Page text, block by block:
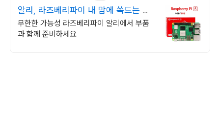
알리, 라즈베리파이 내 맘에 쏙드는 오
늘의 특가
무한한 가능성 라즈베리파이 알리에서 부품
과 함께 준비하세요